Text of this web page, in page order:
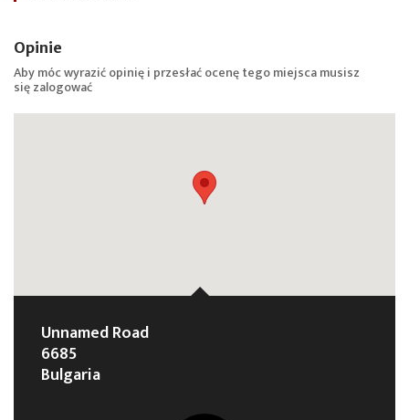
Opinie
Aby móc wyrazić opinię i przesłać ocenę tego miejsca musisz
sięzalogować
Unnamed Road
6685
Bulgaria